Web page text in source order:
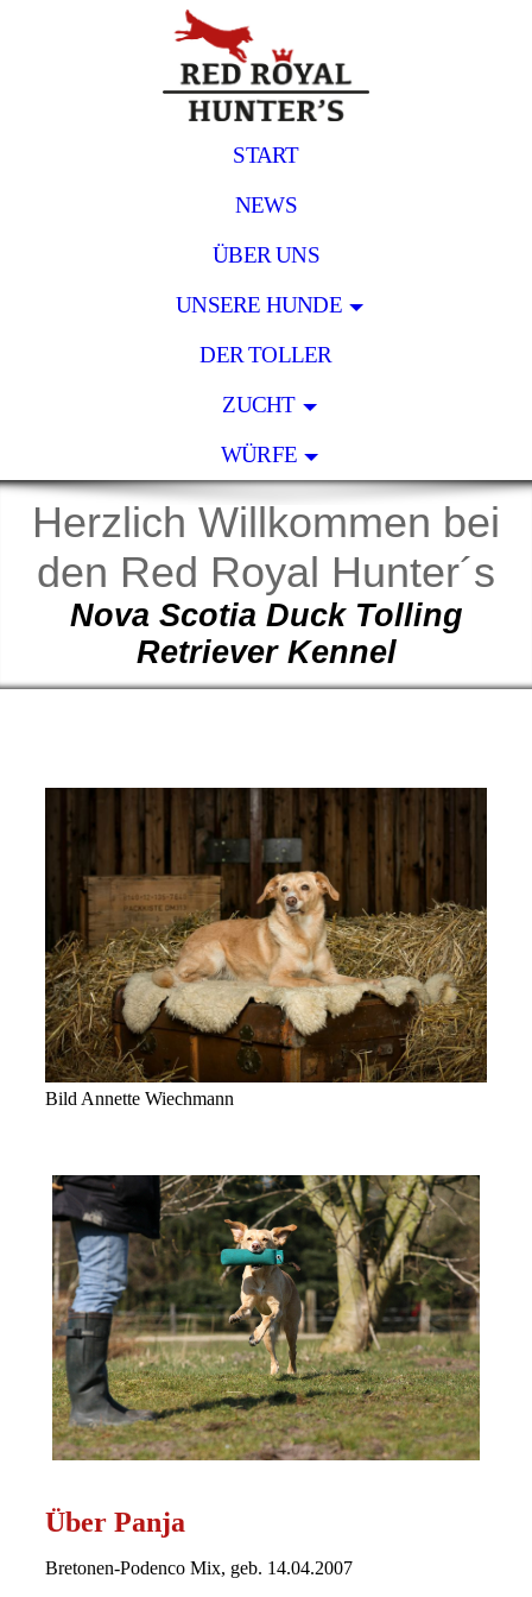
START
NEWS
ÜBER UNS
UNSERE HUNDE
DER TOLLER
ZUCHT
WÜRFE
Herzlich Willkommen bei
den Red Royal Hunter´s
Nova Scotia Duck Tolling
Retriever Kennel
Bild Annette Wiechmann
Über Panja
Bretonen-Podenco Mix, geb. 14.04.2007